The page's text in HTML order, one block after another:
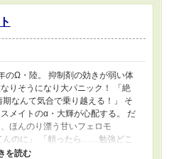
のΩ・陸。 抑制剤の効きが弱い体
りそうになり大パニック！ 「絶
なんて気合で乗り越える！」 そ
メイトのα・大輝が心配する。 だ
ほんのり漂う甘いフェロモ
のに」 「頼ったら……勉強どこ
発情期か。 ギリギリのタイムリ